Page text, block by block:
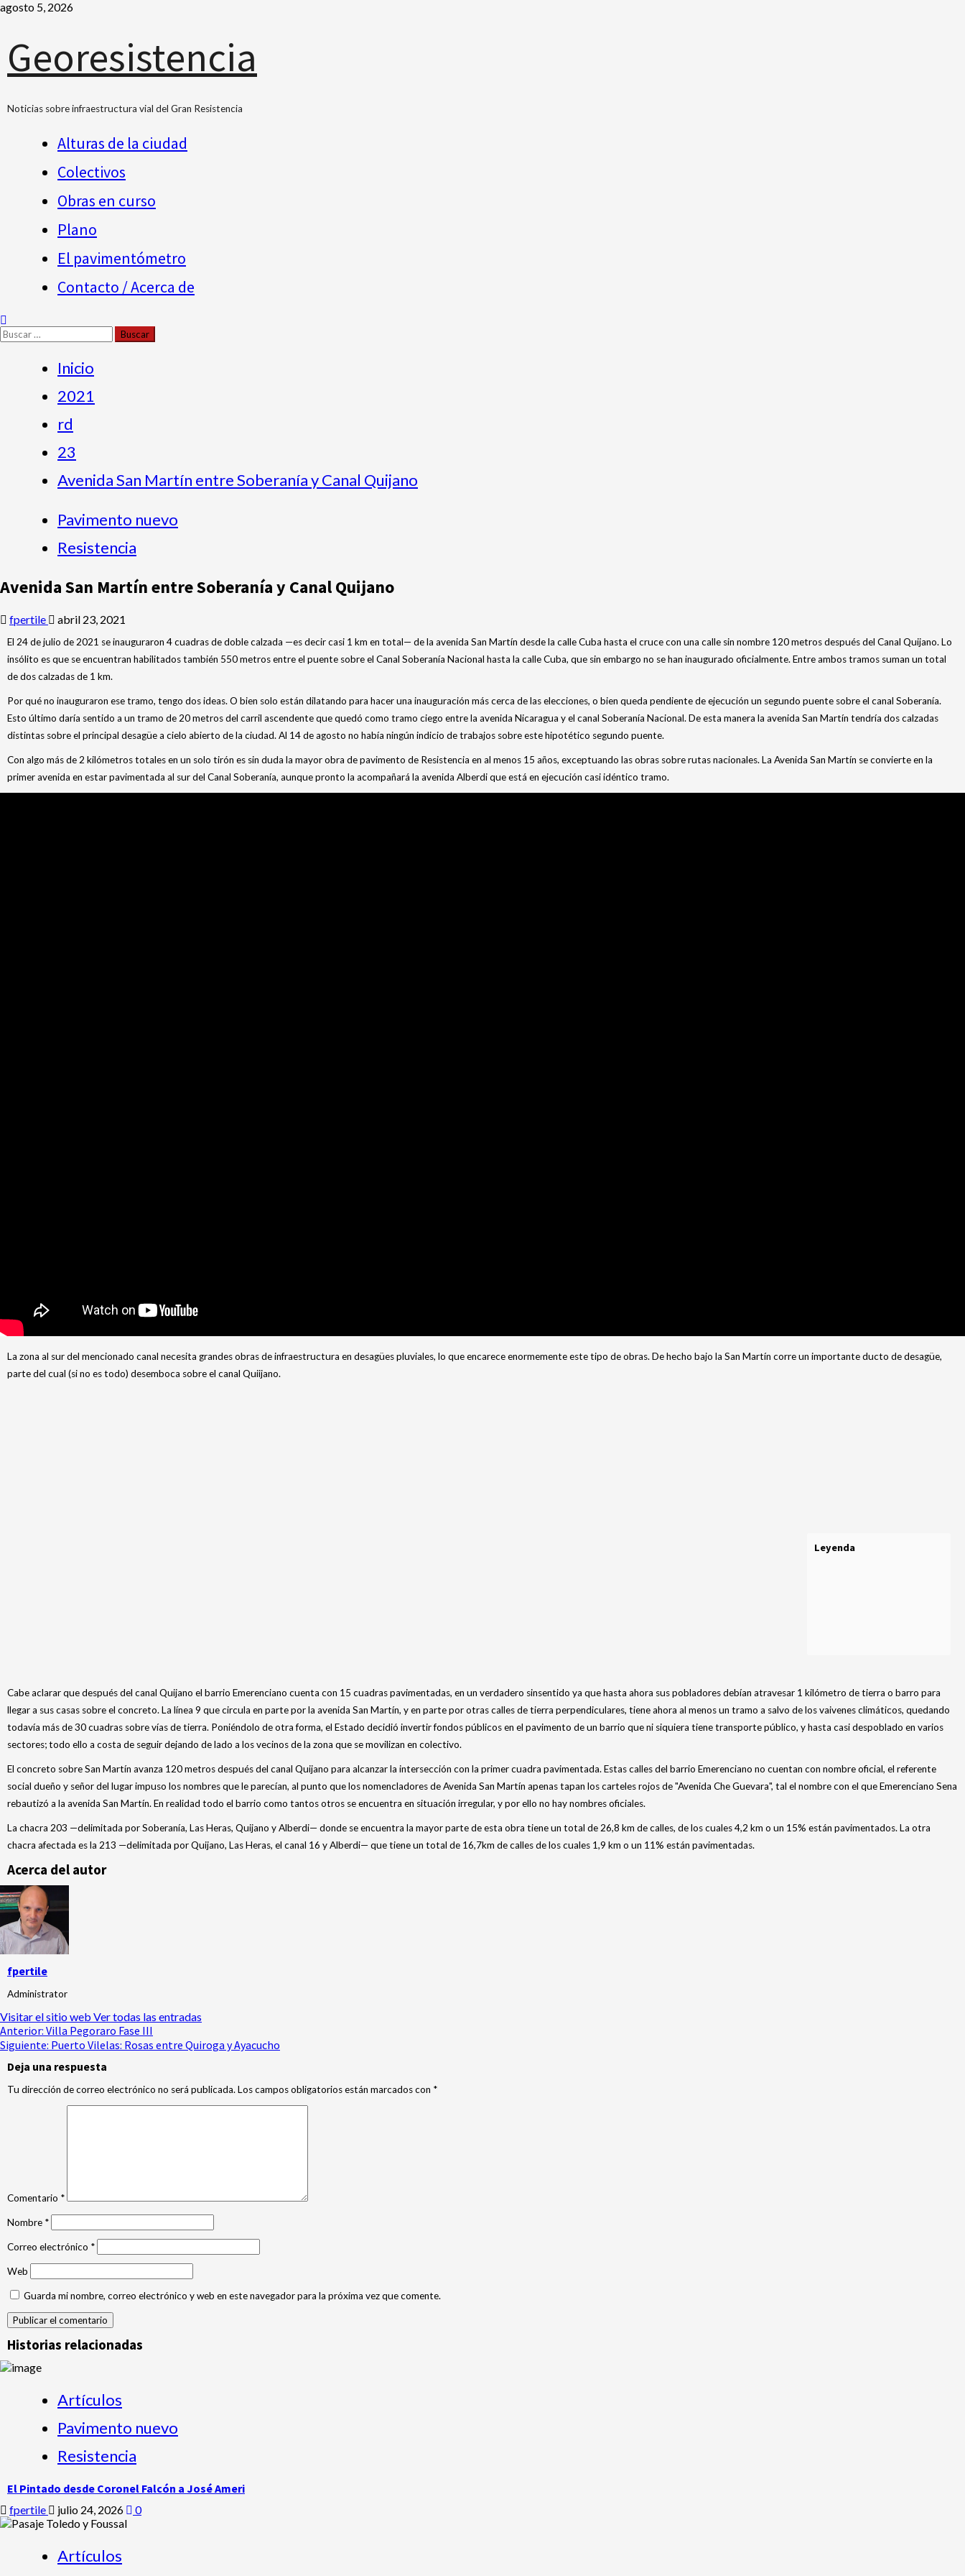
agosto 5, 2026
Georesistencia
Noticias sobre infraestructura vial del Gran Resistencia
Alturas de la ciudad
Colectivos
Obras en curso
Plano
El pavimentómetro
Contacto / Acerca de
Inicio
2021
rd
23
Avenida San Martín entre Soberanía y Canal Quijano
Pavimento nuevo
Resistencia
Avenida San Martín entre Soberanía y Canal Quijano
fpertile abril 23, 2021
El 24 de julio de 2021 se inauguraron 4 cuadras de doble calzada —es decir casi 1 km en total— de la avenida San Martín desde la calle Cuba hasta el cruce con una calle sin nombre 120 metros después del Canal Quijano. Lo
insólito es que se encuentran habilitados también 550 metros entre el puente sobre el Canal Soberanía Nacional hasta la calle Cuba, que sin embargo no se han inaugurado oficialmente. Entre ambos tramos suman un total
de dos calzadas de 1 km.
Por qué no inauguraron ese tramo, tengo dos ideas. O bien solo están dilatando para hacer una inauguración más cerca de las elecciones, o bien queda pendiente de ejecución un segundo puente sobre el canal Soberanía.
Esto último daría sentido a un tramo de 20 metros del carril ascendente que quedó como tramo ciego entre la avenida Nicaragua y el canal Soberanía Nacional. De esta manera la avenida San Martín tendría dos calzadas
distintas sobre el principal desagüe a cielo abierto de la ciudad. Al 14 de agosto no había ningún indicio de trabajos sobre este hipotético segundo puente.
Con algo más de 2 kilómetros totales en un solo tirón es sin duda la mayor obra de pavimento de Resistencia en al menos 15 años, exceptuando las obras sobre rutas nacionales. La Avenida San Martín se convierte en la
primer avenida en estar pavimentada al sur del Canal Soberanía, aunque pronto la acompañará la avenida Alberdi que está en ejecución casi idéntico tramo.
La zona al sur del mencionado canal necesita grandes obras de infraestructura en desagües pluviales, lo que encarece enormemente este tipo de obras. De hecho bajo la San Martín corre un importante ducto de desagüe,
parte del cual (si no es todo) desemboca sobre el canal Quiijano.
Leyenda
Cabe aclarar que después del canal Quijano el barrio Emerenciano cuenta con 15 cuadras pavimentadas, en un verdadero sinsentido ya que hasta ahora sus pobladores debían atravesar 1 kilómetro de tierra o barro para
llegar a sus casas sobre el concreto. La línea 9 que circula en parte por la avenida San Martín, y en parte por otras calles de tierra perpendiculares, tiene ahora al menos un tramo a salvo de los vaivenes climáticos, quedando
todavía más de 30 cuadras sobre vías de tierra. Poniéndolo de otra forma, el Estado decidió invertir fondos públicos en el pavimento de un barrio que ni siquiera tiene transporte público, y hasta casi despoblado en varios
sectores; todo ello a costa de seguir dejando de lado a los vecinos de la zona que se movilizan en colectivo.
El concreto sobre San Martín avanza 120 metros después del canal Quijano para alcanzar la intersección con la primer cuadra pavimentada. Estas calles del barrio Emerenciano no cuentan con nombre oficial, el referente
social dueño y señor del lugar impuso los nombres que le parecían, al punto que los nomencladores de Avenida San Martín apenas tapan los carteles rojos de "Avenida Che Guevara", tal el nombre con el que Emerenciano Sena
rebautizó a la avenida San Martín. En realidad todo el barrio como tantos otros se encuentra en situación irregular, y por ello no hay nombres oficiales.
La chacra 203 —delimitada por Soberanía, Las Heras, Quijano y Alberdi— donde se encuentra la mayor parte de esta obra tiene un total de 26,8 km de calles, de los cuales 4,2 km o un 15% están pavimentados. La otra
chacra afectada es la 213 —delimitada por Quijano, Las Heras, el canal 16 y Alberdi— que tiene un total de 16,7km de calles de los cuales 1,9 km o un 11% están pavimentadas.
Acerca del autor
fpertile
Administrator
Visitar el sitio web Ver todas las entradas
Anterior: Villa Pegoraro Fase III
Siguiente: Puerto Vilelas: Rosas entre Quiroga y Ayacucho
Deja una respuesta
Tu dirección de correo electrónico no será publicada.Los campos obligatorios están marcados con *
Comentario *
Nombre *
Correo electrónico *
Web
Guarda mi nombre, correo electrónico y web en este navegador para la próxima vez que comente.
Historias relacionadas
Artículos
Pavimento nuevo
Resistencia
El Pintado desde Coronel Falcón a José Ameri
fpertile julio 24, 2026 0
Artículos